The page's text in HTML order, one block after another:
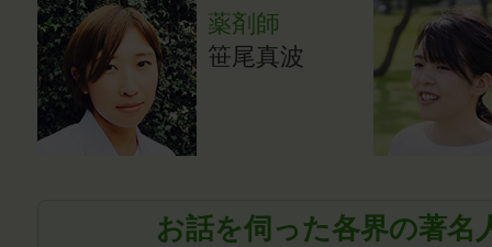
薬剤師
笹尾真波
お話を伺った各界の著名